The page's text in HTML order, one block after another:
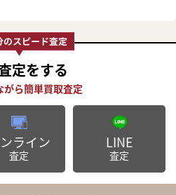
定をする
ライン
査定
LINE
査定